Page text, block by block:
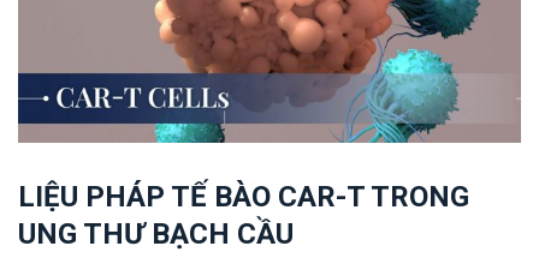
LIỆU PHÁP TẾ BÀO CAR-T TRONG
UNG THƯ BẠCH CẦU